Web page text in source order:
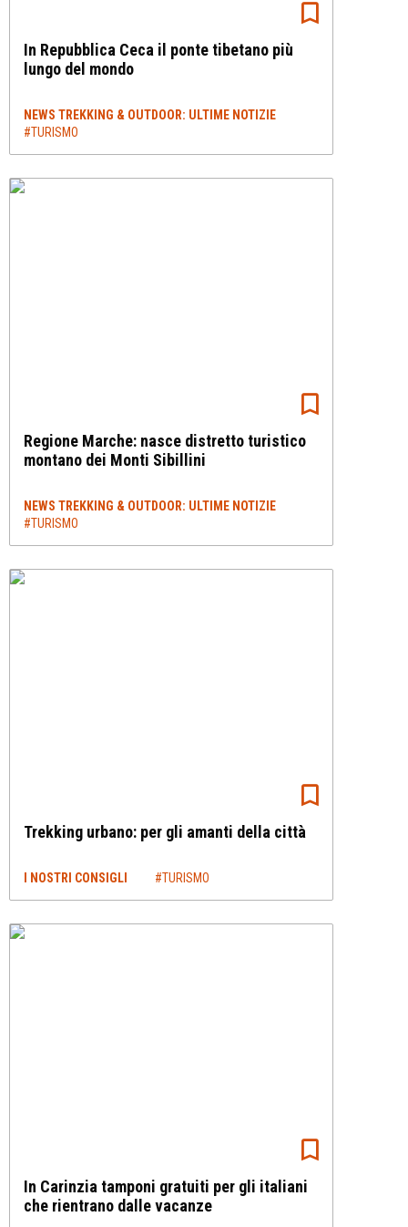
In Repubblica Ceca il ponte tibetano più
lungo del mondo
NEWS TREKKING & OUTDOOR: ULTIME NOTIZIE
#TURISMO
Regione Marche: nasce distretto turistico
montano dei Monti Sibillini
NEWS TREKKING & OUTDOOR: ULTIME NOTIZIE
#TURISMO
Trekking urbano: per gli amanti della città
I NOSTRI CONSIGLI #TURISMO
In Carinzia tamponi gratuiti per gli italiani
che rientrano dalle vacanze